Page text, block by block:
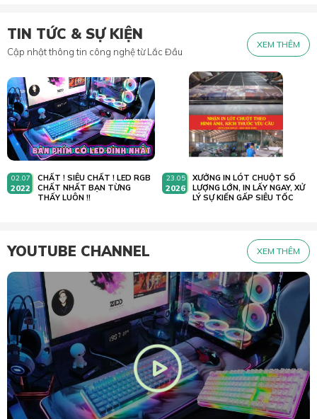
TIN TỨC & SỰ KIỆN
Cập nhật thông tin công nghệ từ Lắc Đầu
XEM THÊM
02.07
2022
CHẤT ! SIÊU CHẤT ! LED RGB
CHẤT NHẤT BẠN TỪNG
THẤY LUÔN !!
23.05
2026
XƯỞNG IN LÓT CHUỘT SỐ
LƯỢNG LỚN, IN LẤY NGAY, XỬ
LÝ SỰ KIẾN GẤP SIÊU TỐC
YOUTUBE CHANNEL XEM THÊM